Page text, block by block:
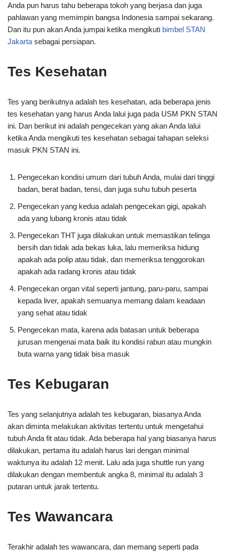
Anda pun harus tahu beberapa tokoh yang berjasa dan juga
pahlawan yang memimpin bangsa Indonesia sampai sekarang.
Dan itu pun akan Anda jumpai ketika mengikuti bimbel STAN
Jakarta sebagai persiapan.
Tes Kesehatan
Tes yang berikutnya adalah tes kesehatan, ada beberapa jenis
tes kesehatan yang harus Anda lalui juga pada USM PKN STAN
ini. Dan berikut ini adalah pengecekan yang akan Anda lalui
ketika Anda mengikuti tes kesehatan sebagai tahapan seleksi
masuk PKN STAN ini.
Pengecekan kondisi umum dari tubuh Anda, mulai dari tinggi
badan, berat badan, tensi, dan juga suhu tubuh peserta
Pengecekan yang kedua adalah pengecekan gigi, apakah
ada yang lubang kronis atau tidak
Pengecekan THT juga dilakukan untuk memastikan telinga
bersih dan tidak ada bekas luka, lalu memeriksa hidung
apakah ada polip atau tidak, dan memeriksa tenggorokan
apakah ada radang kronis atau tidak
Pengecekan organ vital seperti jantung, paru-paru, sampai
kepada liver, apakah semuanya memang dalam keadaan
yang sehat atau tidak
Pengecekan mata, karena ada batasan untuk beberapa
jurusan mengenai mata baik itu kondisi rabun atau mungkin
buta warna yang tidak bisa masuk
Tes Kebugaran
Tes yang selanjutnya adalah tes kebugaran, biasanya Anda
akan diminta melakukan aktivitas tertentu untuk mengetahui
tubuh Anda fit atau tidak. Ada beberapa hal yang biasanya harus
dilakukan, pertama itu adalah harus lari dengan minimal
waktunya itu adalah 12 menit. Lalu ada juga shuttle run yang
dilakukan dengan membentuk angka 8, minimal itu adalah 3
putaran untuk jarak tertentu.
Tes Wawancara
Terakhir adalah tes wawancara, dan memang seperti pada